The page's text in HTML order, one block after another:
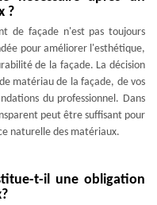
?
de façade n'est pas toujours
pour améliorer l'esthétique,
de la façade. La décision
matériau de la façade, de vos
du professionnel. Dans
peut être suffisant pour
naturelle des matériaux.
t-il une obligation